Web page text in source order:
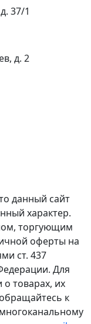
37/1
д. 2
данный сайт
характер.
торгующим
оферты на
ст. 437
Для
товарах, их
к